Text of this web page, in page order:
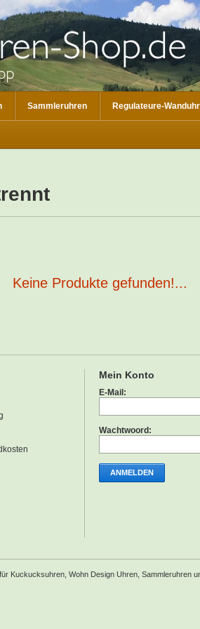
Sammleruhren Regulateure-
Keine Produkte gefunden!...
Mein Konto
E-Mail:
Wachtwoord:
ANMELDEN
Kuckucksuhren, Wohn Design Uhren, Sammleruhren